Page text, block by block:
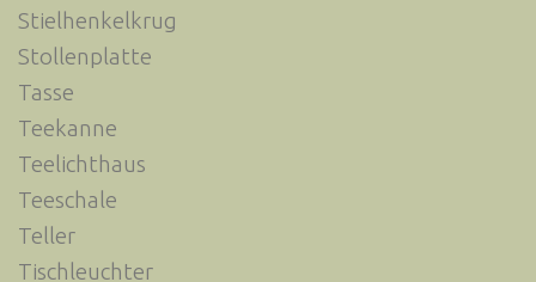
Stielhenkelkrug
Stollenplatte
Tasse
Teekanne
Teelichthaus
Teeschale
Teller
Tischleuchter